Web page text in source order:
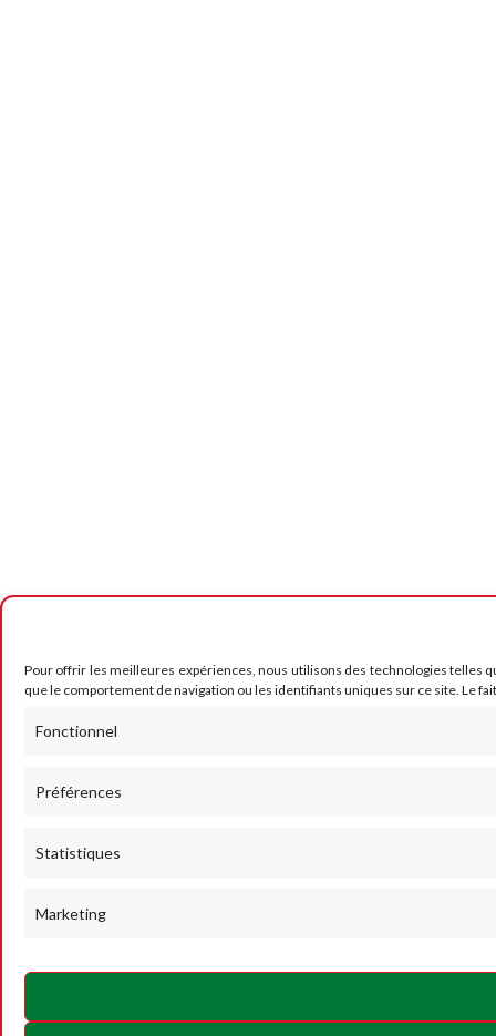
Pour offrir les meilleures expériences, nous utilisons des technologies telles
que le comportement de navigation ou les identifiants uniques sur ce site. Le
Fonctionnel
Préférences
Statistiques
Marketing